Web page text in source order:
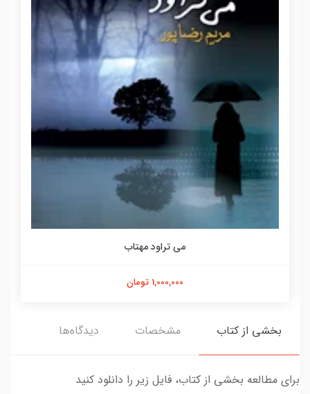
می تراود مهتاب
1,000,000 تومان
بخشی از کتاب مشخصات دیدگاه‌ها
برای مطالعه بخشی از کتاب، فایل زیر را دانلود کنید